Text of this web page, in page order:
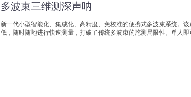
多波束三维测深声呐
新一代小型智能化、集成化、高精度、免校准的便携式多波束系统。
低，随时随地进行快速测量，打破了传统多波束的施测局限性。单人